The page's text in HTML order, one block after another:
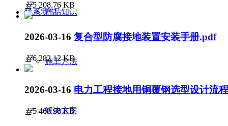
产品知识
施工方法
解决方案
联系我们
끂5 208.76 KB
2026-03-16 复合型防腐接地装置安装手册.pdf
끂6 282.12 KB
2026-03-16 电力工程接地用铜覆钢选型设计流
끂5 468.98 KB